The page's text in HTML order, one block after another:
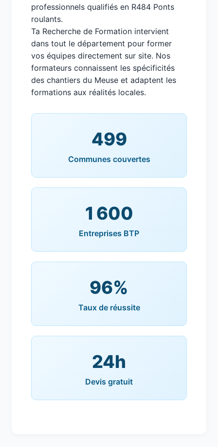
professionnels qualifiés en R484 Ponts
roulants.
Ta Recherche de Formation intervient
dans tout le département pour former
vos équipes directement sur site. Nos
formateurs connaissent les spécificités
des chantiers du Meuse et adaptent les
formations aux réalités locales.
499
Communes couvertes
1 600
Entreprises BTP
96%
Taux de réussite
24h
Devis gratuit